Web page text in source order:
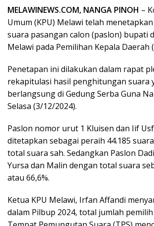
MELAWINEWS.COM, NANGA PINOH –
Umum (KPU) Melawi telah
suara pasangan calon (paslon) bupati
Melawi pada Pemilihan Kepala Daerah
Penetapan ini dilakukan dalam rapat
rekapitulasi hasil penghitungan suara
berlangsung di Gedung Serba Guna
Selasa (3/12/2024).
Paslon nomor urut 1 Kluisen dan Iif
ditetapkan sebagai peraih 44.185
total suara sah. Sedangkan Paslon
Yursa dan Malin dengan total suara
atau 66,6%.
Ketua KPU Melawi, Irfan Affandi
dalam Pilbup 2024, total jumlah